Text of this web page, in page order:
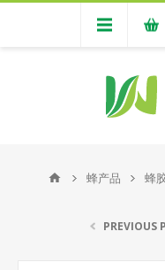
蜂产品 蜂
PREVIOUS